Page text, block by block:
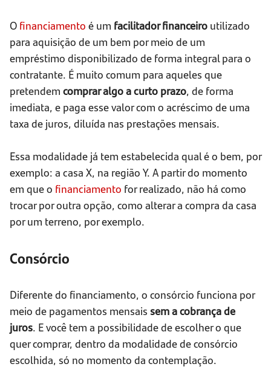
O financiamento é um facilitador financeiro utilizado
para aquisição de um bem por meio de um
empréstimo disponibilizado de forma integral para o
contratante. É muito comum para aqueles que
pretendem comprar algo a curto prazo, de forma
imediata, e paga esse valor com o acréscimo de uma
taxa de juros, diluída nas prestações mensais.
Essa modalidade já tem estabelecida qual é o bem, por
exemplo: a casa X, na região Y. A partir do momento
em que o financiamento for realizado, não há como
trocar por outra opção, como alterar a compra da casa
por um terreno, por exemplo.
Consórcio
Diferente do financiamento, o consórcio funciona por
meio de pagamentos mensais sem a cobrança de
juros. E você tem a possibilidade de escolher o que
quer comprar, dentro da modalidade de consórcio
escolhida, só no momento da contemplação.